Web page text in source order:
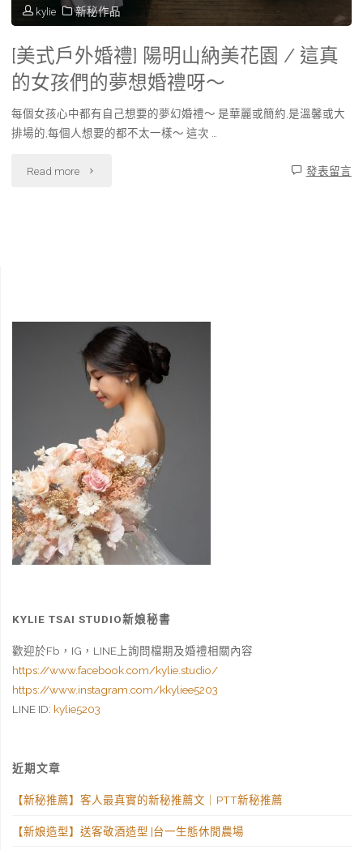
｜
錄
開
心
的
們"
kylie 新秘作品
[美式戶外婚禮] 陽明山納美花園 / 這真
的女孩們的夢想婚禮呀～
每個女孩心中都有自己想要的夢幻婚禮～ 是華麗或簡約,是溫馨或大
排場的,每個人想要的都不太一樣～ 這次 …
Read more
禮]
陽
山
納
美
花
/
這
真
發表留言
KYLIE TSAI STUDIO新娘秘書
歡迎於Fb，IG，LINE上詢問檔期及婚禮相關內容
https://www.facebook.com/kylie.studio/
https://www.instagram.com/kkyliee5203
LINE ID: kylie5203
近期文章
【新秘推薦】客人最真實的新秘推薦文｜PTT新秘推薦
【新娘造型】送客敬酒造型 |台一生態休閒農場